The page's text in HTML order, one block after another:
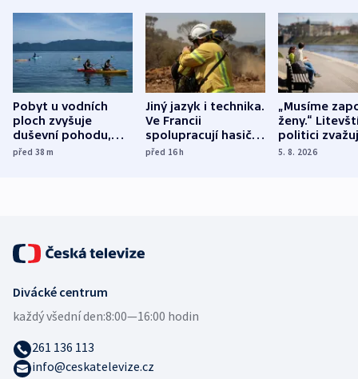
Pobyt u vodních
ploch zvyšuje
duševní pohodu,
ukázala
před 38m
Jiný jazyk i technika.
Ve Francii
spolupracují hasiči z
různých zemí
před 16h
„Musíme
ženy.“
politici
dohodu o
5. 8. 2026
Divácké centrum
každý všední den:8:00—16:00 hodin
261 136 113
info@ceskatelevize.cz